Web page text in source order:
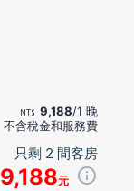
9,188/1 晚
不含稅金和服務費
只剩 2 間客房
9,188元